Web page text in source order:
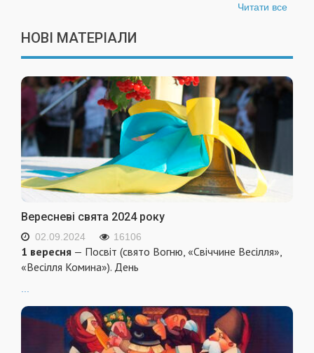
Читати все
НОВІ МАТЕРІАЛИ
Вересневі свята 2024 року
02.09.2024 16106
1 вересня — Посвіт (свято Вогню, «Свіччине Весілля»,
«Весілля Комина»). День
...